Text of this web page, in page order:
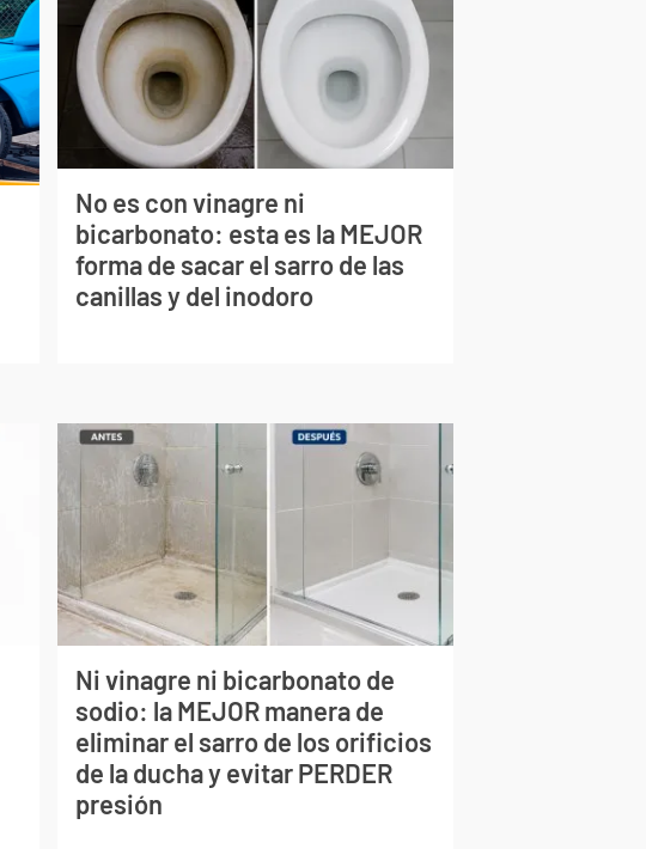
No es con vinagre ni
bicarbonato: esta es la MEJOR
forma de sacar el sarro de las
canillas y del inodoro
Ni vinagre ni bicarbonato de
sodio: la MEJOR manera de
eliminar el sarro de los orificios
de la ducha y evitar PERDER
presión